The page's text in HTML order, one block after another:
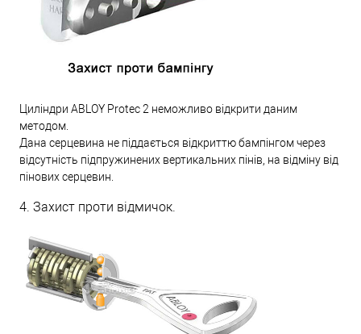
Циліндри ABLOY Protec 2 неможливо відкрити даним
методом.
Дана серцевина не піддається відкриттю бампінгом через
відсутність підпружинених вертикальних пінів, на відміну від
пінових серцевин.
4. Захист проти відмичок.